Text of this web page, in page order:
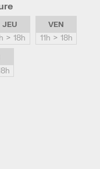
JEU
> 18h
VEN
11h > 18h